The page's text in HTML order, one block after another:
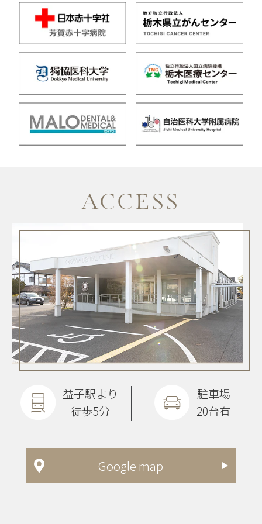
Google map
ACCESS
益子駅より
徒歩5分
駐車場
20台有